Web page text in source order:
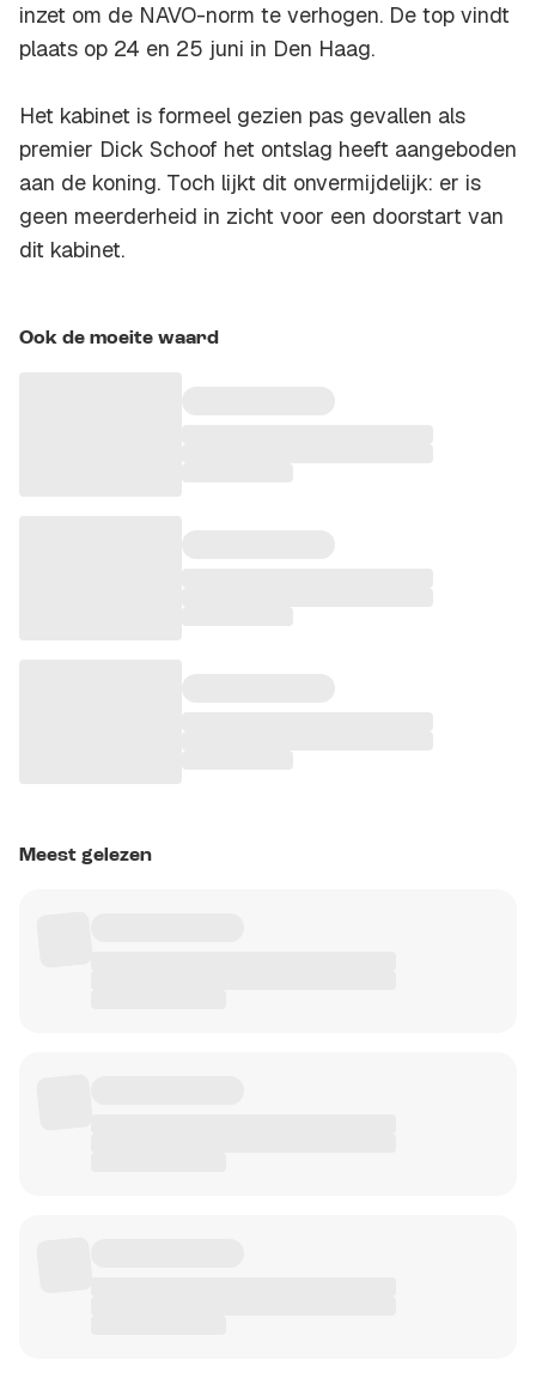
inzet om de NAVO-norm te verhogen. De top vindt
plaats op 24 en 25 juni in Den Haag.
Het kabinet is formeel gezien pas gevallen als
premier Dick Schoof het ontslag heeft aangeboden
aan de koning. Toch lijkt dit onvermijdelijk: er is
geen meerderheid in zicht voor een doorstart van
dit kabinet.
Ook de moeite waard
Meest gelezen